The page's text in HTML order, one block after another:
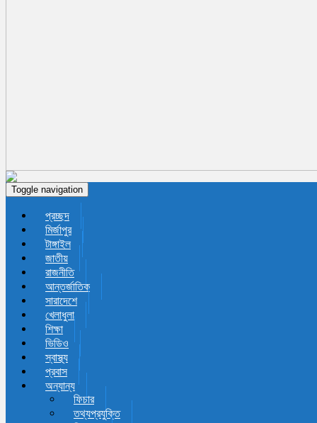
Toggle navigation
প্রচ্ছদ
মির্জাপুর
টাঙ্গাইল
জাতীয়
রাজনীতি
আন্তর্জাতিক
সারাদেশে
খেলাধুলা
শিক্ষা
ভিডিও
স্বাস্থ্য
প্রবাস
অন্যান্য
ফিচার
তথ্যপ্রযুক্তি